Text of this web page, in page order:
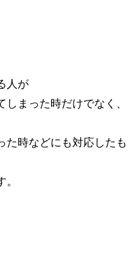
人が
まった時だけでなく、
た時などにも対応したも